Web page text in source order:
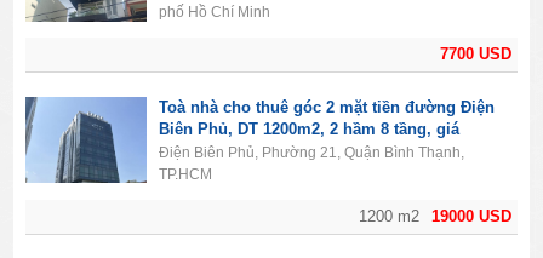
7700 USD
phố Hồ Chí Minh
19000 USD
1200 m2
Toà nhà cho thuê góc 2 mặt tiền đường Điện
Biên Phủ, DT 1200m2, 2 hầm 8 tầng, giá
19000usd
Điện Biên Phủ, Phường 21, Quận Bình Thạnh,
TP.HCM